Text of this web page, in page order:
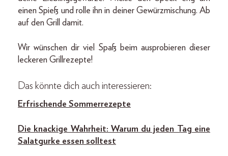
einen Spieß und rolle ihn in deiner Gewürzmischung. Ab
auf den Grill damit.
Wir wünschen dir viel Spaß beim ausprobieren dieser
leckeren Grillrezepte!
Das könnte dich auch interessieren:
Erfrischende Sommerrezepte
Die knackige Wahrheit: Warum du jeden Tag eine
Salatgurke essen solltest